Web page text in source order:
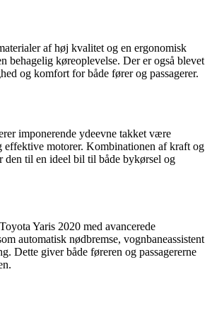
af høj kvalitet og en ergonomisk
behagelig køreoplevelse. Der er også blevet
og komfort for både fører og passagerer.
imponerende ydeevne takket være
effektive motorer. Kombinationen af kraft og
til en ideel bil til både bykørsel og
Yaris 2020 med avancerede
automatisk nødbremse, vognbaneassistent
Dette giver både føreren og passagererne